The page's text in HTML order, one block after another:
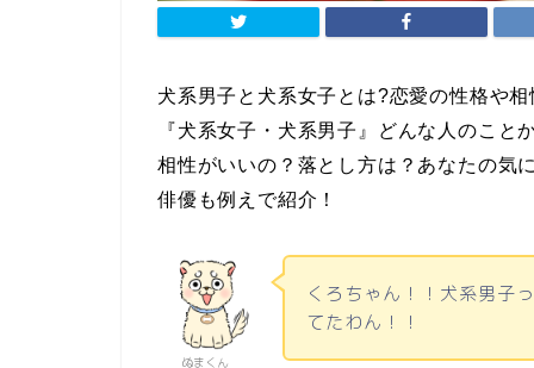
犬系男子と犬系女子とは?恋愛の性格や
『犬系女子・犬系男子』どんな人のこ
相性がいいの？落とし方は？あなたの気
俳優も例えで紹介！
ぬまくん
くろちゃん！！犬系男子
てたわん！！